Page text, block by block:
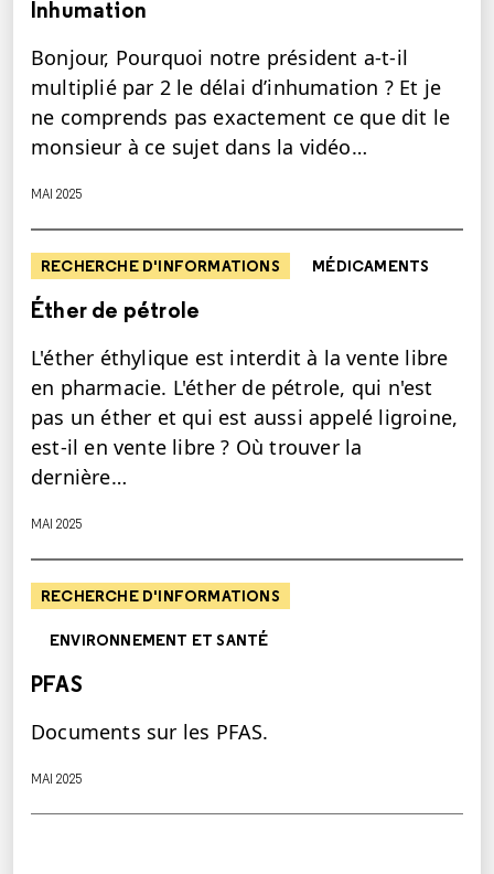
Inhumation
Bonjour, Pourquoi notre président a-t-il
multiplié par 2 le délai d’inhumation ? Et je
ne comprends pas exactement ce que dit le
monsieur à ce sujet dans la vidéo…
MAI 2025
RECHERCHE D'INFORMATIONS MÉDICAMENTS
Éther de pétrole
L'éther éthylique est interdit à la vente libre
en pharmacie. L'éther de pétrole, qui n'est
pas un éther et qui est aussi appelé ligroine,
est-il en vente libre ? Où trouver la
dernière…
MAI 2025
RECHERCHE D'INFORMATIONS
ENVIRONNEMENT ET SANTÉ
PFAS
Documents sur les PFAS.
MAI 2025